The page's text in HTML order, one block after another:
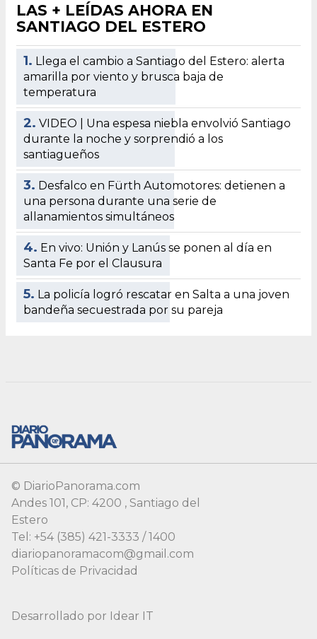
LAS + LEÍDAS AHORA EN
SANTIAGO DEL ESTERO
1. Llega el cambio a Santiago del Estero: alerta
amarilla por viento y brusca baja de
temperatura
2. VIDEO | Una espesa niebla envolvió Santiago
durante la noche y sorprendió a los
santiagueños
3. Desfalco en Fürth Automotores: detienen a
una persona durante una serie de
allanamientos simultáneos
4. En vivo: Unión y Lanús se ponen al día en
Santa Fe por el Clausura
5. La policía logró rescatar en Salta a una joven
bandeña secuestrada por su pareja
© DiarioPanorama.com
Andes 101, CP: 4200 , Santiago del
Estero
Tel: +54 (385) 421-3333 / 1400
diariopanoramacom@gmail.com
Políticas de Privacidad
Desarrollado por Idear IT